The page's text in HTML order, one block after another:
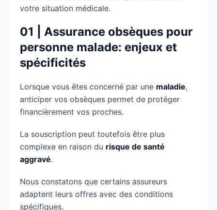
votre situation médicale.
01 | Assurance obsèques pour
personne malade: enjeux et
spécificités
Lorsque vous êtes concerné par une maladie,
anticiper vos obsèques permet de protéger
financièrement vos proches.
La souscription peut toutefois être plus
complexe en raison du risque de santé
aggravé.
Nous constatons que certains assureurs
adaptent leurs offres avec des conditions
spécifiques.